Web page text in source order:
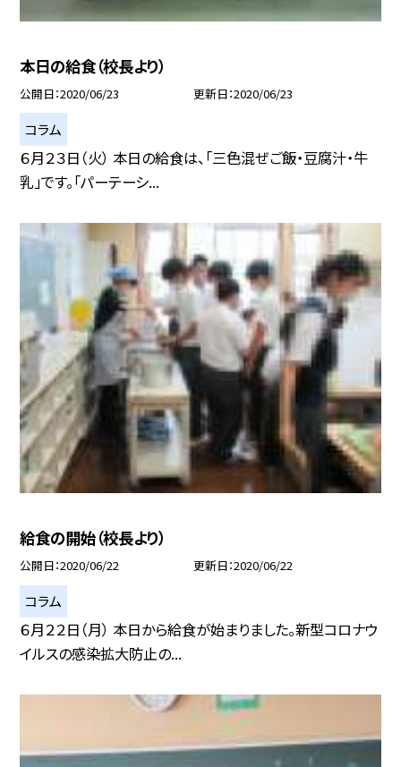
本日の給食（校長より）
公開日 2020/06/23 更新日 2020/06/23
コラム
６月２３日（火） 本日の給食は、「三色混ぜご飯・豆腐汁・牛
乳」です。「パーテーシ...
給食の開始（校長より）
公開日 2020/06/22 更新日 2020/06/22
コラム
６月２２日（月） 本日から給食が始まりました。新型コロナウ
イルスの感染拡大防止の...